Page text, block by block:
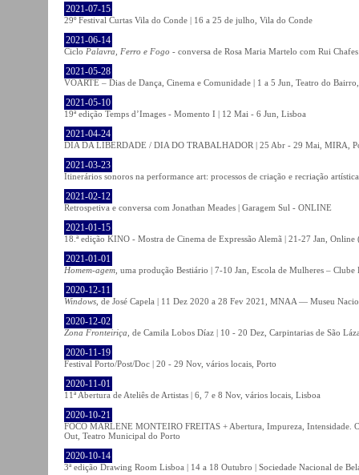
2021-07-15
29º Festival Curtas Vila do Conde | 16 a 25 de julho, Vila do Conde
2021-06-14
Ciclo Palavra, Ferro e Fogo - conversa de Rosa Maria Martelo com Rui
2021-05-28
VOARTE – Dias de Dança, Cinema e Comunidade | 1 a 5 Jun, Teatro do
2021-05-10
19ª edição Temps d’Images - Momento I | 12 Mai - 6 Jun, Lisboa
2021-04-24
DIA DA LIBERDADE / DIA DO TRABALHADOR | 25 Abr - 29 Mai, MIRA,
2021-03-23
Itinerários sonoros na performance art: processos de criação e recriação
2021-02-12
Retrospetiva e conversa com Jonathan Meades | Garagem Sul - ONLINE
2021-01-15
18.ª edição KINO - Mostra de Cinema de Expressão Alemã | 21-27 Jan,
2021-01-01
Homem-agem , uma produção Bestiário | 7-10 Jan, Escola de Mulheres – Clube
2020-12-11
Windows , de José Capela | 11 Dez 2020 a 28 Fev 2021, MNAA — Museu
2020-12-02
Zona Fronteiriça , de Camila Lobos Díaz | 10 - 20 Dez, Carpintarias de São
2020-11-19
Festival Porto/Post/Doc | 20 - 29 Nov, vários locais, Porto
2020-11-01
11ª Abertura de Ateliês de Artistas | 6, 7 e 8 Nov, vários locais, Lisboa
2020-10-21
FOCO MARLENE MONTEIRO FREITAS + Abertura, Impureza, Intensidade.
Out, Teatro Municipal do Porto
2020-10-14
3ª edição Drawing Room Lisboa | 14 a 18 Outubro | Sociedade Nacional de